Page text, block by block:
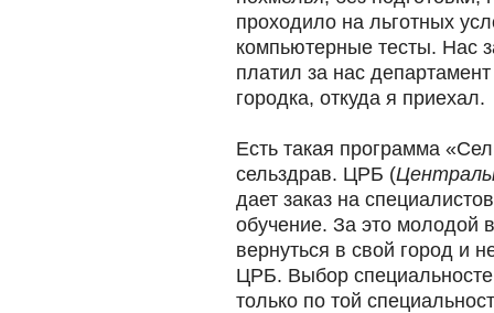
проходило на льготных
компьютерные тесты. Нас
платил за нас
городка, откуда я приехал.
Есть такая программа
сельздрав. ЦРБ (
дает заказ на
обучение. За это молодой
вернуться в свой город и
ЦРБ. Выбор
только по той